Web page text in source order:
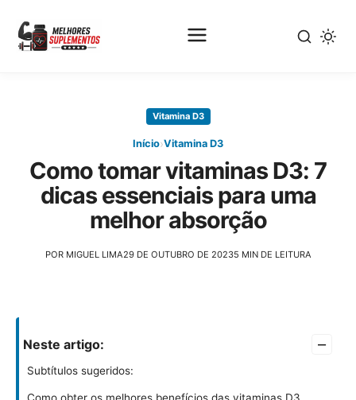
principal
Vitamina D3
Início›Vitamina D3
Como tomar vitaminas D3: 7
dicas essenciais para uma
melhor absorção
POR MIGUEL LIMA29 DE OUTUBRO DE 20235 MIN DE LEITURA
Neste artigo: –
Subtítulos sugeridos: